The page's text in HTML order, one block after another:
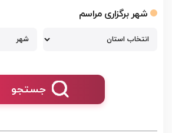
شهر برگزاری مراسم
جستجو